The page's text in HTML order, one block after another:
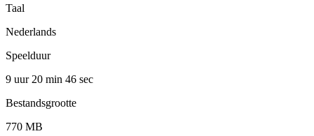
Taal
Nederlands
Speelduur
9 uur 20 min 46 sec
Bestandsgrootte
770 MB